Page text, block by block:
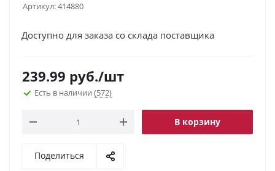
Артикул:414880
Доступно для заказа со склада поставщика
239.99 руб./шт
Есть в наличии (572)
В корзину
Поделиться